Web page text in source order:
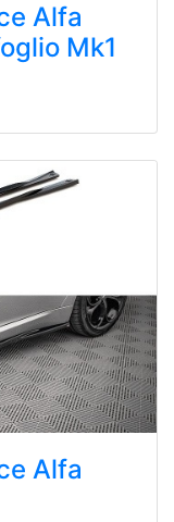
Alfa
Mk1
Alfa